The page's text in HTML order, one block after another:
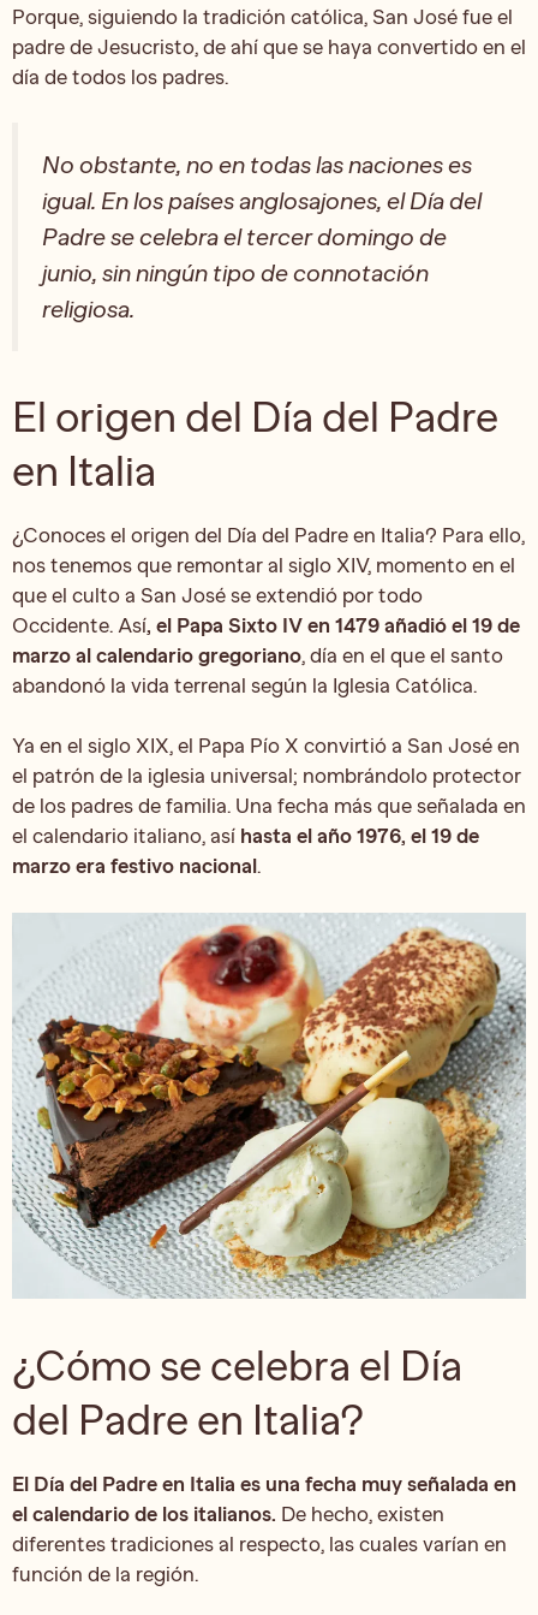
Porque, siguiendo la tradición católica, San José fue el
padre de Jesucristo, de ahí que se haya convertido en el
día de todos los padres.
No obstante, no en todas las naciones es
igual. En los países anglosajones, el Día del
Padre se celebra el tercer domingo de
junio, sin ningún tipo de connotación
religiosa.
El origen del Día del Padre
en Italia
¿Conoces el origen del Día del Padre en Italia? Para ello,
nos tenemos que remontar al siglo XIV, momento en el
que el culto a San José se extendió por todo
Occidente. Así, el Papa Sixto IV en 1479 añadió el 19 de
marzo al calendario gregoriano, día en el que el santo
abandonó la vida terrenal según la Iglesia Católica.
Ya en el siglo XIX, el Papa Pío X convirtió a San José en
el patrón de la iglesia universal; nombrándolo protector
de los padres de familia. Una fecha más que señalada en
el calendario italiano, así hasta el año 1976, el 19 de
marzo era festivo nacional.
¿Cómo se celebra el Día
del Padre en Italia?
El Día del Padre en Italia es una fecha muy señalada en
el calendario de los italianos. De hecho, existen
diferentes tradiciones al respecto, las cuales varían en
función de la región.